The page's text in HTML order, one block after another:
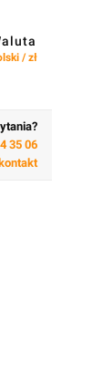
Zobacz
/ zł
35 06
kontakt